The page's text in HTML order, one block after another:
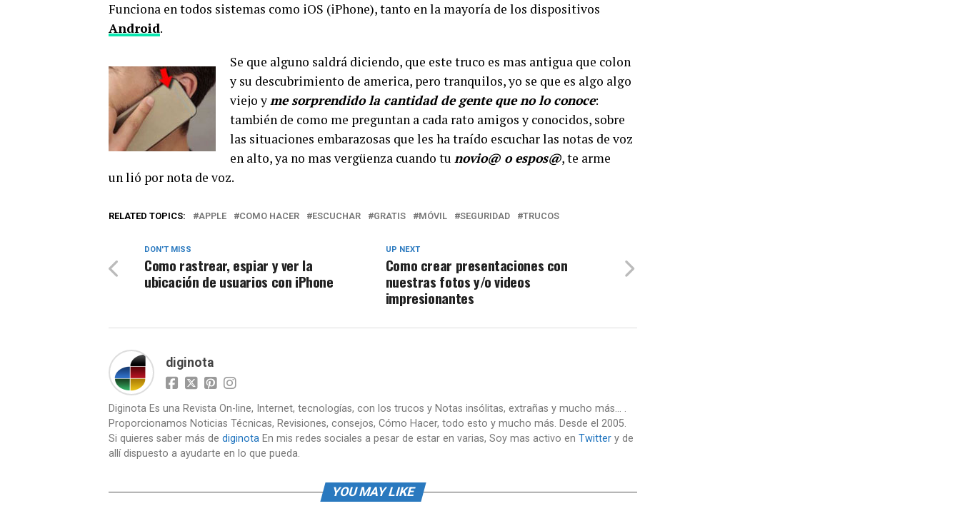
Funciona en todos sistemas como iOS (iPhone), tanto en la mayoría de los dispositivos
Android.
Se que alguno saldrá diciendo, que este truco es mas antigua que colon
y su descubrimiento de america, pero tranquilos, yo se que es algo algo
viejo yme sorprendido la cantidad de gente que no lo conoce:
también de como me preguntan a cada rato amigos y conocidos, sobre
las situaciones embarazosas que les ha traído escuchar las notas de voz
en alto, ya no mas vergüenza cuando tu novio@ o espos@, te arme
un lió por nota de voz.
RELATED TOPICS: APPLE COMO HACER ESCUCHAR GRATIS MÓVIL SEGURIDAD TRUCOS
UP NEXT
Como crear presentaciones con
nuestras fotos y/o videos
impresionantes
DON'T MISS
Como rastrear, espiar y ver la
ubicación de usuarios con iPhone
diginota
Diginota Es una Revista On-line, Internet, tecnologías, con los trucos y Notas insólitas, extrañas y mucho más... .
Proporcionamos Noticias Técnicas, Revisiones, consejos, Cómo Hacer, todo esto y mucho más. Desde el 2005.
Si quieres saber más de diginota En mis redes sociales a pesar de estar en varias, Soy mas activo en Twitter y de
allí dispuesto a ayudarte en lo que pueda.
YOU MAY LIKE